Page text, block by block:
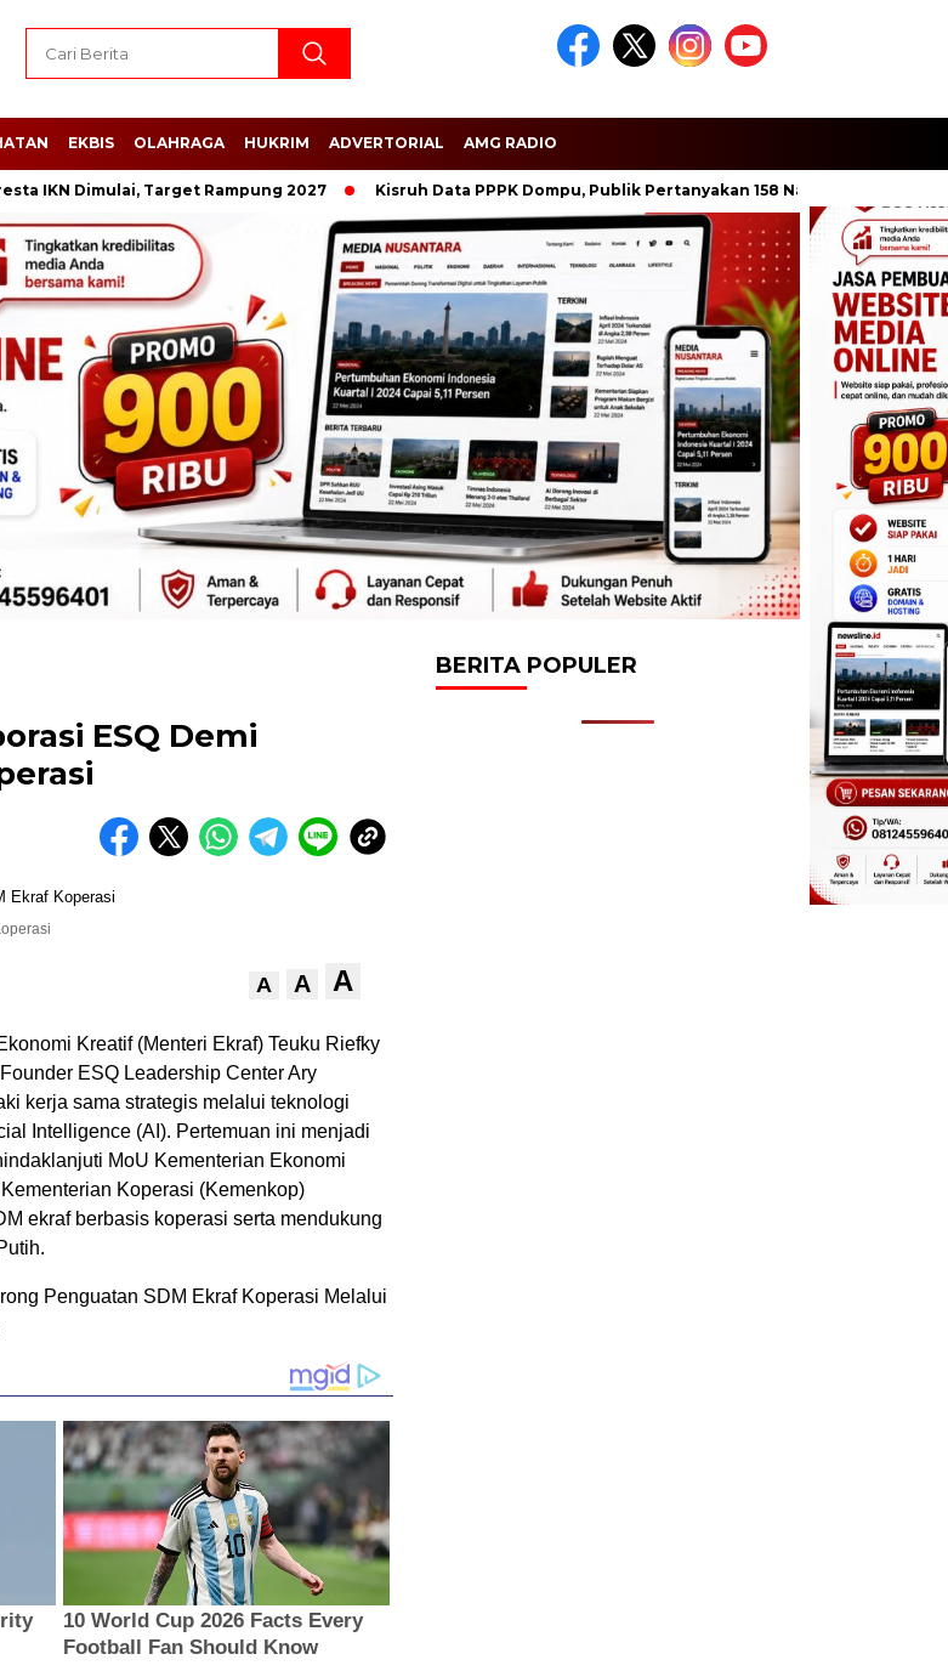
EKBIS OLAHRAGA HUKRIM ADVERTORIAL AMG RADIO
Target Rampung 2027 Kisruh Data PPPK Dompu, Publik Pertanyakan 158 Nama
ESQ Demi
A A A
Kreatif (Menteri Ekraf) Teuku Riefky
ESQ Leadership Center Ary
kerja sama strategis melalui teknologi
Intelligence (AI). Pertemuan ini menjadi
MoU Kementerian Ekonomi
Koperasi (Kemenkop)
ekraf berbasis koperasi serta mendukung
Penguatan SDM Ekraf Koperasi Melalui
BERITA POPULER